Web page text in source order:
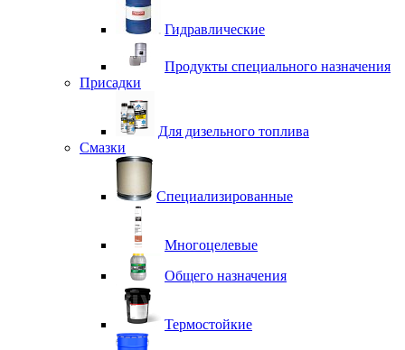
Гидравлические
Продукты специального назначения
Присадки
Для дизельного топлива
Смазки
Специализированные
Многоцелевые
Общего назначения
Термостойкие